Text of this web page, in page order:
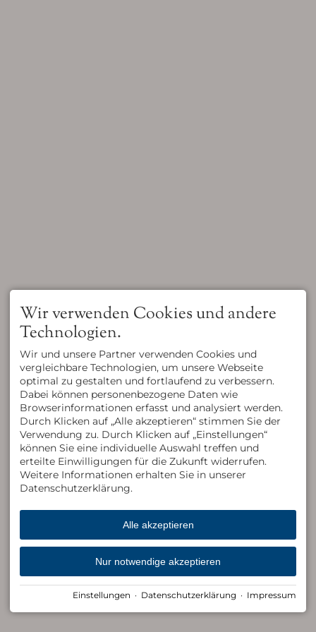
Wir verwenden Cookies und andere
Technologien.
Wir und unsere Partner verwenden Cookies und
vergleichbare Technologien, um unsere Webseite
optimal zu gestalten und fortlaufend zu verbessern.
Dabei können personenbezogene Daten wie
Browserinformationen erfasst und analysiert werden.
Durch Klicken auf „Alle akzeptieren“ stimmen Sie der
Verwendung zu. Durch Klicken auf „Einstellungen“
können Sie eine individuelle Auswahl treffen und
erteilte Einwilligungen für die Zukunft widerrufen.
Weitere Informationen erhalten Sie in unserer
Datenschutzerklärung.
Alle akzeptieren
Nur notwendige akzeptieren
Einstellungen · Datenschutzerklärung · Impressum